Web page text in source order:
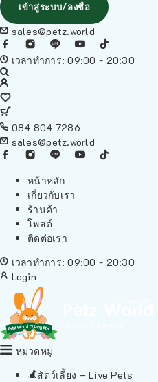
เข้าสู่ระบบ/ลงชื่อ
sales@petz.world
เวลาทำการ: 09:00 - 20:30
084 804 7286
sales@petz.world
หน้าหลัก
เกี่ยวกับเรา
ร้านค้า
โพสต์
ติดต่อเรา
เวลาทำการ: 09:00 - 20:30
Login
หมวดหมู่
สัตว์เลี้ยง – Live Pets